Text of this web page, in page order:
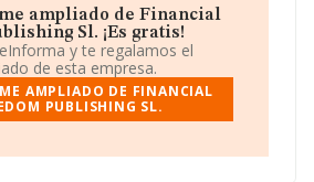
con objeto. La empresa es una
Su actividad CNAE es 'Otro comercio
nuevos en establecimientos
código 4778. No realiza actividad de
Freedom Publishing S.L, con
Isles Baleares, Islas Baleares.
ampliado de Financial
Sl. ¡Es gratis!
y te regalamos el
de esta empresa.
AMPLIADO DE FINANCIAL
PUBLISHING SL.